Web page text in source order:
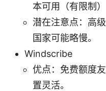
本可用（有限制）
潜在注意点：高
国家可能略慢。
Windscribe
优点：免费额度
置灵活。